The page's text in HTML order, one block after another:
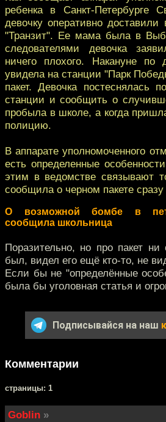
ребенка в Санкт-Петербурге
девочку оперативно
"Транзит". Ее мама была в
следователями девочка
ничего плохого. Накануне
увидела на станции "Парк
пакет. Девочка постеснялась
станции и сообщить о
пробыла в школе, а когда
полицию.
В аппарате уполномоченного
есть определенные
этим в ведомстве связывают
сообщила о черном пакете
О возможной бомбе в
сообщила школьница
Поразительно, но про пакет
был, видел его ещё кто-то, не
Если бы не "определённые
была бы уголовная статья и
Подписывайся на наш
Комментарии
cтраницы: 1
Goblin »